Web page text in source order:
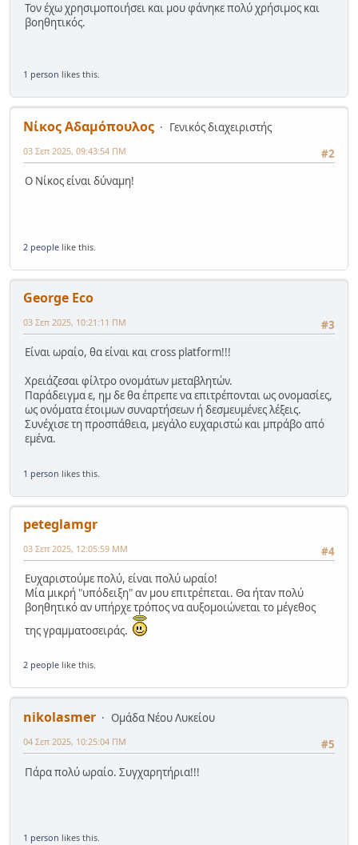
Τον έχω χρησιμοποιήσει και μου φάνηκε πολύ χρήσιμος και
βοηθητικός.
1 person likes this.
Νίκος Αδαμόπουλος
Γενικός διαχειριστής
#2
03 Σεπ 2025, 09:43:54 ΠΜ
Ο Νίκος είναι δύναμη!
2 people like this.
George Eco
#3
03 Σεπ 2025, 10:21:11 ΠΜ
Είναι ωραίο, θα είναι και cross platform!!!
Χρειάζεσαι φίλτρο ονομάτων μεταβλητών.
Παράδειγμα ε, ημ δε θα έπρεπε να επιτρέπονται ως ονομασίες,
ως ονόματα έτοιμων συναρτήσεων ή δεσμευμένες λέξεις.
Συνέχισε τη προσπάθεια, μεγάλο ευχαριστώ και μπράβο από
εμένα.
1 person likes this.
peteglamgr
#4
03 Σεπ 2025, 12:05:59 ΜΜ
Ευχαριστούμε πολύ, είναι πολύ ωραίο!
Μία μικρή "υπόδειξη" αν μου επιτρέπεται. Θα ήταν πολύ
βοηθητικό αν υπήρχε τρόπος να αυξομοιώνεται το μέγεθος
της γραμματοσειράς.
2 people like this.
nikolasmer
Ομάδα Νέου Λυκείου
#5
04 Σεπ 2025, 10:25:04 ΠΜ
Πάρα πολύ ωραίο. Συγχαρητήρια!!!
1 person likes this.